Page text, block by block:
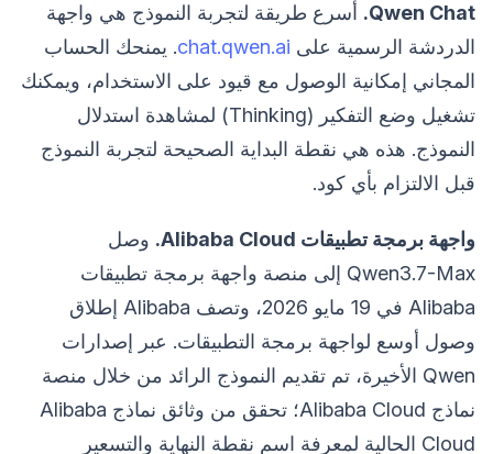
Qwen Chat.
أسرع طريقة لتجربة النموذج هي واجهة
الدردشة الرسمية على chat.qwen.ai. يمنحك الحساب
المجاني إمكانية الوصول مع قيود على الاستخدام، ويمكنك
تشغيل وضع التفكير (Thinking) لمشاهدة استدلال
النموذج. هذه هي نقطة البداية الصحيحة لتجربة النموذج
قبل الالتزام بأي كود.
واجهة برمجة تطبيقات Alibaba Cloud.
وصل
Qwen3.7-Max إلى منصة واجهة برمجة تطبيقات
Alibaba في 19 مايو 2026، وتصف Alibaba إطلاق
وصول أوسع لواجهة برمجة التطبيقات. عبر إصدارات
Qwen الأخيرة، تم تقديم النموذج الرائد من خلال منصة
نماذج Alibaba Cloud؛ تحقق من وثائق نماذج Alibaba
Cloud الحالية لمعرفة اسم نقطة النهاية والتسعير